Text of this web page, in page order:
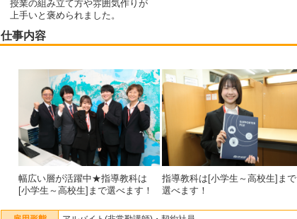
授業の組み立て方や雰囲気作りが
上手いと褒められました。
仕事内容
幅広い層が活躍中★指導教科は
[小学生～高校生]まで選べます！
指導教科は[小学生～高校生]まで
選べます！